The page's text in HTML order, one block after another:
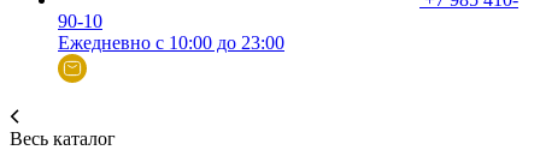
90-10
Ежедневно с 10:00 до 23:00
Весь каталог